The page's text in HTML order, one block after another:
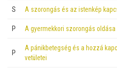
S A szorongás és az istenkép
P A gyermekkori szorongás oldása
P
A pánikbetegség és a hozzá
vetületei